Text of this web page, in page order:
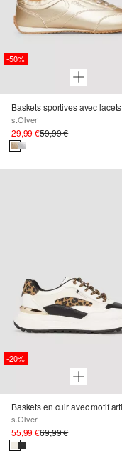
-50%
Baskets sportives avec lacets
s.Oliver
29,99 €59,99 €
-20%
s.Oliver
55,99 €69,99 €